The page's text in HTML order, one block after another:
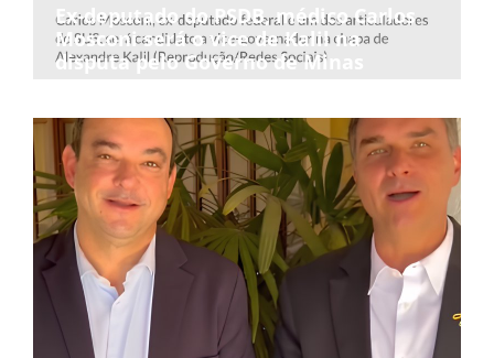
Ex-deputado do PSDB, médico Carlos
Mosconi será o vice de Kalil na
disputa pelo Governo de Minas